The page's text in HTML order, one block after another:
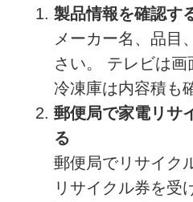
製品情報を確認す
メーカー名、品目
さい。 テレビは画
冷凍庫は内容積も
郵便局で家電リサ
る
郵便局でリサイク
リサイクル券を受